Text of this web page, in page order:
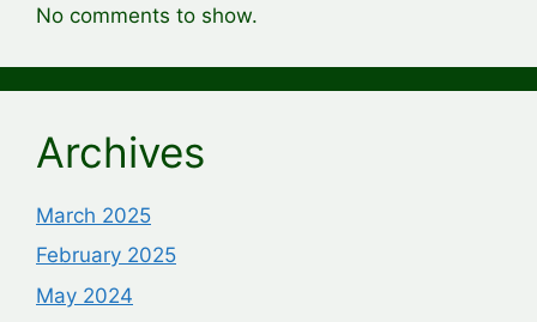
No comments to show.
Archives
March 2025
February 2025
May 2024